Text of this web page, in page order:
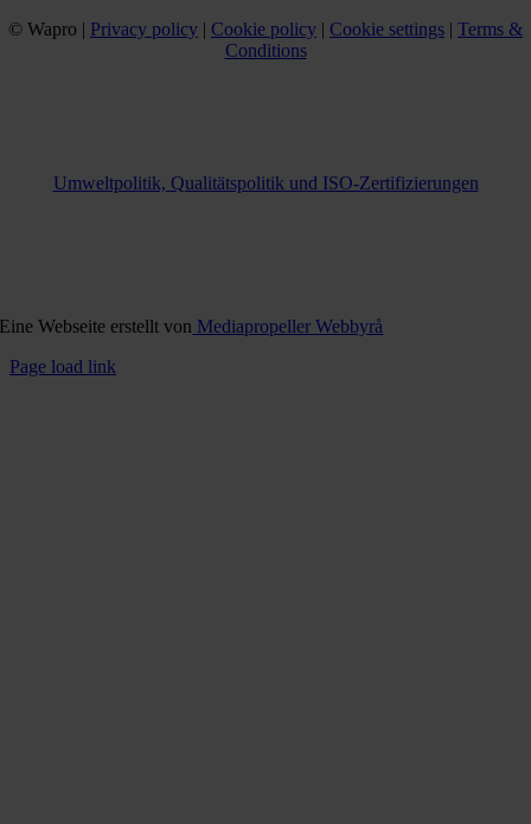
© Wapro | Privacy policy | Cookie policy | Cookie settings | Terms &
Conditions
Umweltpolitik, Qualitätspolitik und ISO-Zertifizierungen
Eine Webseite erstellt von Mediapropeller Webbyrå
Page load link